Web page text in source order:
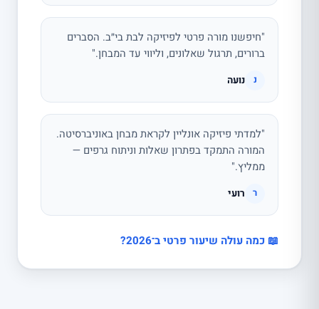
"חיפשנו מורה פרטי לפיזיקה לבת בי״ב. הסברים
ברורים, תרגול שאלונים, וליווי עד המבחן."
נ נועה
"למדתי פיזיקה אונליין לקראת מבחן באוניברסיטה.
המורה התמקד בפתרון שאלות וניתוח גרפים —
ממליץ."
ר רועי
📖 כמה עולה שיעור פרטי ב־2026?